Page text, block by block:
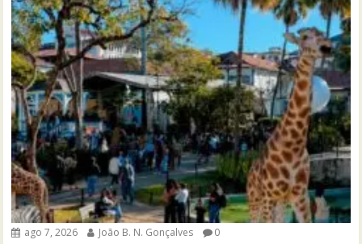
ago 7, 2026 João B. N. Gonçalves 0